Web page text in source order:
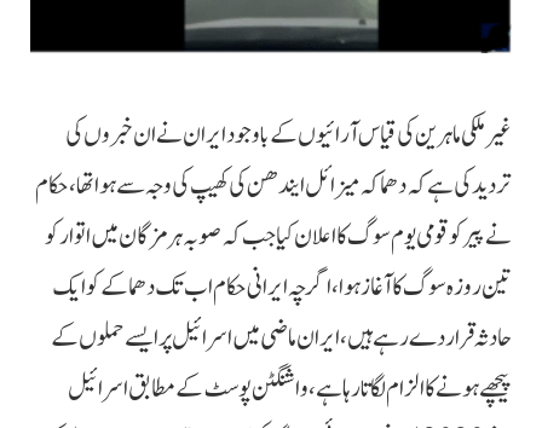
غیرملکی ماہرین کی قیاس آرائیوں کے باوجود ایران نے ان خبروں کی
تردید کی ہے کہ دھماکہ میزائل ایندھن کی کھیپ کی وجہ سے ہوا تھا، حکام
نے پیر کو قومی یوم سوگ کا اعلان کیا جب کہ صوبہ ہرمزگان میں اتوار کو
تین روزہ سوگ کا آغاز ہوا، اگرچہ ایرانی حکام اب تک دھماکے کو ایک
حادثہ قرار دے رہے ہیں،ایران ماضی میں اسرائیل پر ایسے حملوں کے
پیچھے ہونے کا الزام لگاتا رہا ہے، واشنگٹن پوسٹ کے مطابق اسرائیل